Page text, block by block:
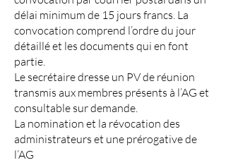
délai minimum de 15 jours francs. La
convocation comprend l’ordre du jour
détaillé et les documents qui en font
partie.
Le secrétaire dresse un PV de réunion
transmis aux membres présents à l’AG et
consultable sur demande.
La nomination et la révocation des
administrateurs et une prérogative de
l’AG